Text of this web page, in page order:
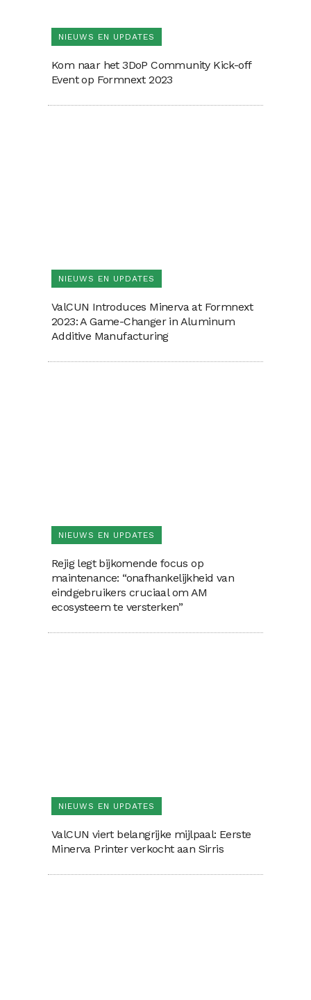
NIEUWS EN UPDATES
Kom naar het 3DoP Community Kick-off
Event op Formnext 2023
NIEUWS EN UPDATES
ValCUN Introduces Minerva at Formnext
2023: A Game-Changer in Aluminum
Additive Manufacturing
NIEUWS EN UPDATES
Rejig legt bijkomende focus op
maintenance: “onafhankelijkheid van
eindgebruikers cruciaal om AM
ecosysteem te versterken”
NIEUWS EN UPDATES
ValCUN viert belangrijke mijlpaal: Eerste
Minerva Printer verkocht aan Sirris